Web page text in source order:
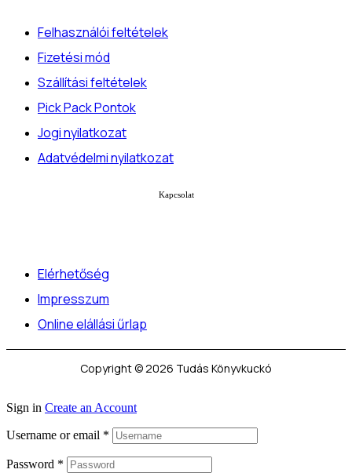
Felhasználói feltételek
Fizetési mód
Szállítási feltételek
Pick Pack Pontok
Jogi nyilatkozat
Adatvédelmi nyilatkozat
Kapcsolat
Elérhetőség
Impresszum
Online elállási űrlap
Copyright © 2026 Tudás Könyvkuckó
Sign in Create an Account
Username or email *
Password *